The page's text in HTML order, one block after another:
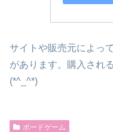
サイトや販売元によっ
があります。購入され
(*^_^*)
ボードゲーム